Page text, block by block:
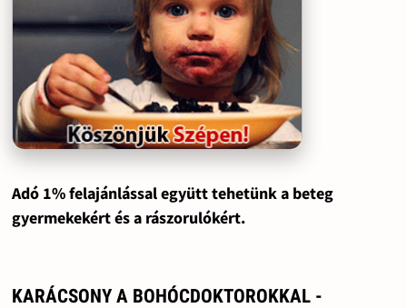
Adó 1% felajánlással együtt tehetünk a beteg
gyermekekért és a rászorulókért.
KARÁCSONY A BOHÓCDOKTOROKKAL -